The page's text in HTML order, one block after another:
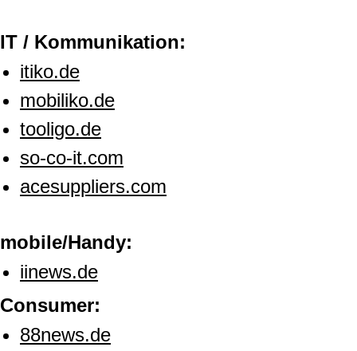
IT / Kommunikation:
itiko.de
mobiliko.de
tooligo.de
so-co-it.com
acesuppliers.com
mobile/Handy:
iinews.de
Consumer:
88news.de